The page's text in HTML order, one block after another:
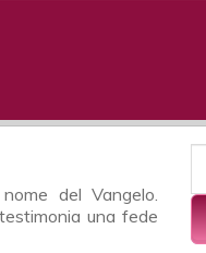
del Vangelo.
una fede